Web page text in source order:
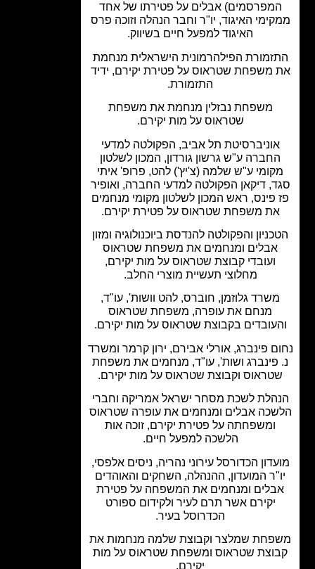
אבלים על פטירתו של אחד
האיגוד, יו"ר וחבר הנהלה וזוכה פרס
האיגוד למפעל חיים בשיווק.
הפילהרמונית הישראלית מנחמת
משפחת שטראוס על פטירת יקירם, ידיד
התזמורת.
משפחת נבזלין מנחמת את משפחת
שטראוס על מות יקירם.
תל אביב, הפקולטה למדעי
ע"ש גרשון גורדון, המכון לשלטון
ע"ש שלמה (צ'יץ') להט, פרופ' איתי
דיקאן הפקולטה למדעי החברה, ואופיר
פינס, ראש המכון לשלטון מקומי מנחמים
משפחת שטראוס על פטירת יקירם.
והפקולטה להנדסת ביוכנולוגיה ומזון
אבלים ומנחמים את משפחת שטראוס
ועובדי קבוצת שטראוס על מות יקירם,
מחלוצי תעשיית מוצרי החלב.
גלוזמן, חוברס, להט וושות', עו"ד,
מנחם את עופרה, משפחת שטראוס
בקבוצת שטראוס על מות יקירם.
פינברג, אורלי אבירם, ירון קרמר ומשרד
פינברג ושות', עו"ד, מנחמים את משפחת
וקבוצת שטראוס על מות יקירם.
לשכת מסחר ישראל אמריקה וחברי
אבלים ומנחמים את עופרה שטראוס
ומשפחתה על פטירת יקירם, זוכה אות
הלשכה למפעל חיים.
הכדורסל עירוני נהריה, ניסים אלפסי,
המועדון, ההנהלה, השחקים והאוהדים
ומנחמים את המשפחה על פטירת
יקירם אשר תרם לעיר ולקידום ספורט
הכדרוסל בעיר.
שמלצר וקבוצת שלמה מנחמות את
שטראוס ומשפחת שטראוס על מות